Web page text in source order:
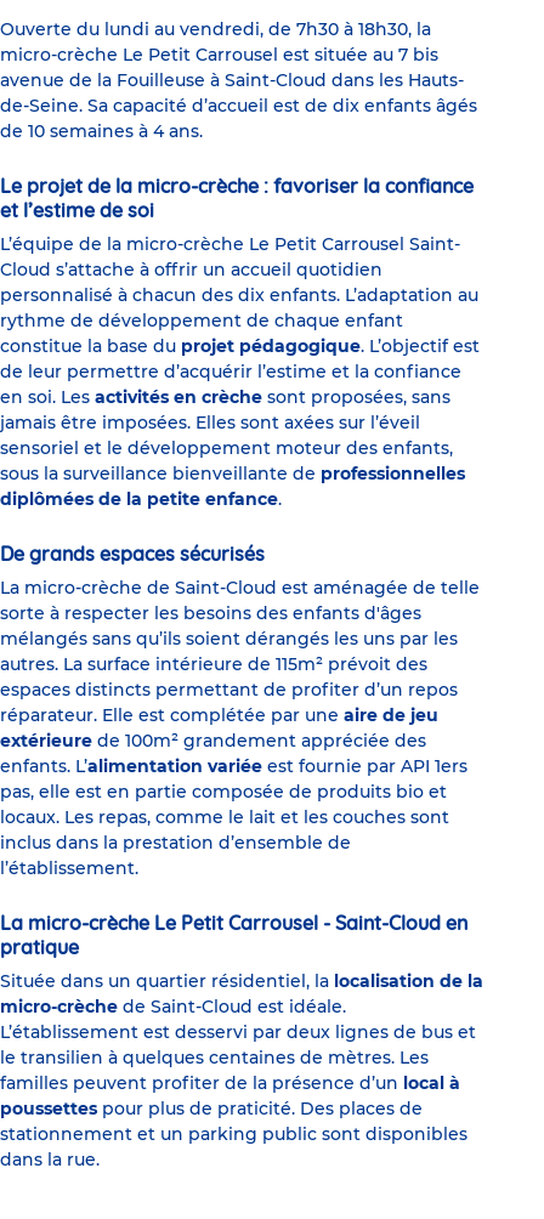
Ouverte du lundi au vendredi, de 7h30 à 18h30, la
micro-crèche Le Petit Carrousel est située au 7 bis
avenue de la Fouilleuse à Saint-Cloud dans les Hauts-
de-Seine. Sa capacité d’accueil est de dix enfants âgés
de 10 semaines à 4 ans.
Le projet de la micro-crèche : favoriser la confiance
et l’estime de soi
L’équipe de la micro-crèche Le Petit Carrousel Saint-
Cloud s’attache à offrir un accueil quotidien
personnalisé à chacun des dix enfants. L’adaptation au
rythme de développement de chaque enfant
constitue la base du projet pédagogique. L’objectif est
de leur permettre d’acquérir l’estime et la confiance
en soi. Les activités en crèche sont proposées, sans
jamais être imposées. Elles sont axées sur l’éveil
sensoriel et le développement moteur des enfants,
sous la surveillance bienveillante de professionnelles
diplômées de la petite enfance.
De grands espaces sécurisés
La micro-crèche de Saint-Cloud est aménagée de telle
sorte à respecter les besoins des enfants d'âges
mélangés sans qu’ils soient dérangés les uns par les
autres. La surface intérieure de 115m² prévoit des
espaces distincts permettant de profiter d’un repos
réparateur. Elle est complétée par une aire de jeu
extérieure de 100m² grandement appréciée des
enfants. L’alimentation variée est fournie par API 1ers
pas, elle est en partie composée de produits bio et
locaux. Les repas, comme le lait et les couches sont
inclus dans la prestation d’ensemble de
l’établissement.
La micro-crèche Le Petit Carrousel - Saint-Cloud en
pratique
Située dans un quartier résidentiel, la localisation de la
micro-crèche de Saint-Cloud est idéale.
L’établissement est desservi par deux lignes de bus et
le transilien à quelques centaines de mètres. Les
familles peuvent profiter de la présence d’un local à
poussettes pour plus de praticité. Des places de
stationnement et un parking public sont disponibles
dans la rue.